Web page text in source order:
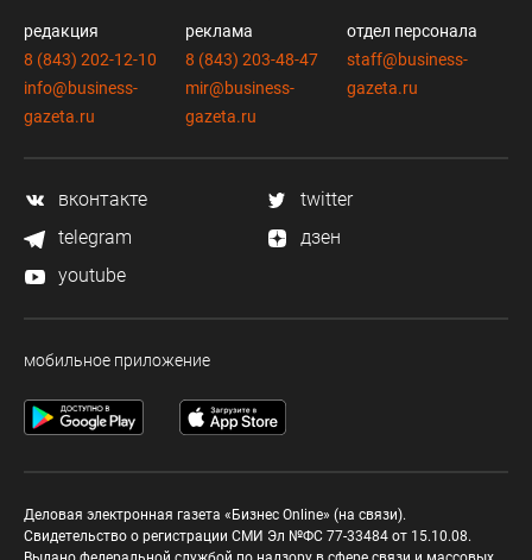
редакция
8 (843) 202-12-10
info@business-
gazeta.ru
реклама
8 (843) 203-48-47
mir@business-
gazeta.ru
отдел персонала
staff@business-
gazeta.ru
вконтакте
twitter
telegram
дзен
youtube
мобильное приложение
Деловая электронная газета «Бизнес Online» (на связи).
Свидетельство о регистрации СМИ Эл №ФС 77-33484 от 15.10.08.